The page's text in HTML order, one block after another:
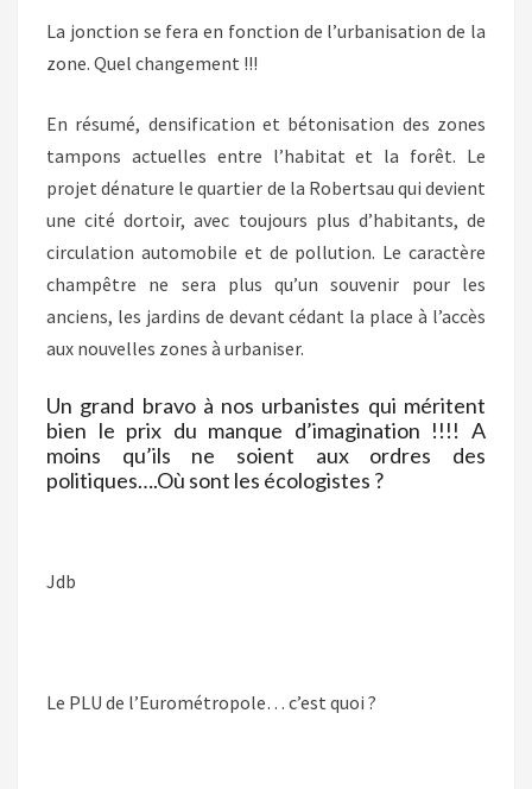
La jonction se fera en fonction de l’urbanisation de la
zone. Quel changement !!!
En résumé, densification et bétonisation des zones
tampons actuelles entre l’habitat et la forêt. Le
projet dénature le quartier de la Robertsau qui devient
une cité dortoir, avec toujours plus d’habitants, de
circulation automobile et de pollution. Le caractère
champêtre ne sera plus qu’un souvenir pour les
anciens, les jardins de devant cédant la place à l’accès
aux nouvelles zones à urbaniser.
Un grand bravo à nos urbanistes qui méritent
bien le prix du manque d’imagination !!!! A
moins qu’ils ne soient aux ordres des
politiques….Où sont les écologistes ?
Jdb
Le PLU de l’Eurométropole… c’est quoi ?